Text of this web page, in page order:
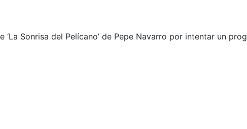
‘La Sonrisa del Pelícano’ de Pepe Navarro por intentar un